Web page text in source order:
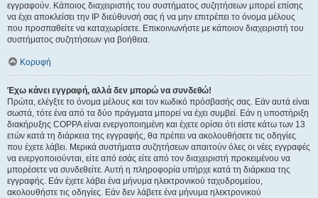
εγγραφούν. Κάποιος διαχειριστής του συστήματος συζητήσεων μπορεί επίσης
να έχει αποκλείσει την IP διεύθυνσή σας ή να μην επιτρέπει το όνομα μέλους
που προσπαθείτε να καταχωρίσετε. Επικοινωνήστε με κάποιον διαχειριστή του
συστήματος συζητήσεων για βοήθεια.
Κορυφή
Έχω κάνει εγγραφή, αλλά δεν μπορώ να συνδεθώ!
Πρώτα, ελέγξτε το όνομα μέλους και τον κωδικό πρόσβασής σας. Εάν αυτά είναι
σωστά, τότε ένα από τα δύο πράγματα μπορεί να έχει συμβεί. Εάν η υποστήριξη
διακήρυξης COPPA είναι ενεργοποιημένη και έχετε ορίσει ότι είστε κάτω των 13
ετών κατά τη διάρκεια της εγγραφής, θα πρέπει να ακολουθήσετε τις οδηγίες
που έχετε λάβει. Μερικά συστήματα συζητήσεων απαιτούν όλες οι νέες εγγραφές
να ενεργοποιούνται, είτε από εσάς είτε από τον διαχειριστή προκειμένου να
μπορέσετε να συνδεθείτε. Αυτή η πληροφορία υπήρχε κατά τη διάρκεια της
εγγραφής. Εάν έχετε λάβει ένα μήνυμα ηλεκτρονικού ταχυδρομείου,
ακολουθήστε τις οδηγίες. Εάν δεν λάβετε ένα μήνυμα ηλεκτρονικού